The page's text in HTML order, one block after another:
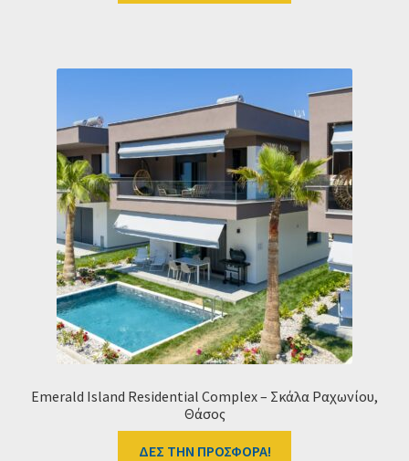
383.33 €. είναι:
Emerald Island Residential Complex – Σκάλα Ραχωνίου,
Θάσος
ΔΕΣ ΤΗΝ ΠΡΟΣΦΟΡΑ!